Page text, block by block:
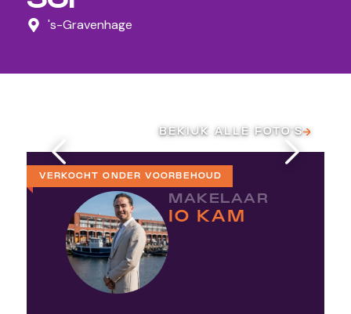
's-Gravenhage
VERKOCHT ONDER VOORBEHOUD
BEKIJK ALLE FOTO’S
MAKELAAR
IO KAM